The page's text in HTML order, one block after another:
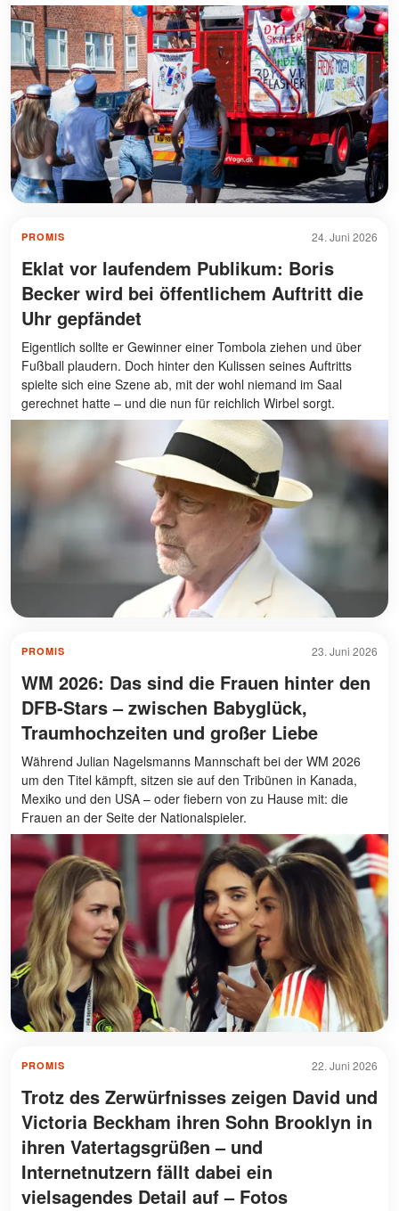
24. Juni 2026
PROMIS
Eklat vor laufendem Publikum: Boris
Becker wird bei öffentlichem Auftritt die
Uhr gepfändet
Eigentlich sollte er Gewinner einer Tombola ziehen und über
Fußball plaudern. Doch hinter den Kulissen seines Auftritts
spielte sich eine Szene ab, mit der wohl niemand im Saal
gerechnet hatte – und die nun für reichlich Wirbel sorgt.
23. Juni 2026
PROMIS
WM 2026: Das sind die Frauen hinter den
DFB-Stars – zwischen Babyglück,
Traumhochzeiten und großer Liebe
Während Julian Nagelsmanns Mannschaft bei der WM 2026
um den Titel kämpft, sitzen sie auf den Tribünen in Kanada,
Mexiko und den USA – oder fiebern von zu Hause mit: die
Frauen an der Seite der Nationalspieler.
22. Juni 2026
PROMIS
Trotz des Zerwürfnisses zeigen David und
Victoria Beckham ihren Sohn Brooklyn in
ihren Vatertagsgrüßen – und
Internetnutzern fällt dabei ein
vielsagendes Detail auf – Fotos